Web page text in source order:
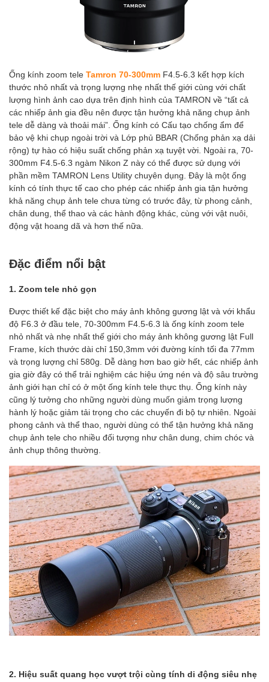
Ống kính zoom tele Tamron 70-300mm F4.5-6.3 kết hợp kích
thước nhỏ nhất và trọng lượng nhẹ nhất thế giới cùng với chất
lượng hình ảnh cao dựa trên định hình của TAMRON về “tất cả
các nhiếp ảnh gia đều nên được tận hưởng khả năng chụp ảnh
tele dễ dàng và thoải mái”. Ống kính có Cấu tạo chống ẩm để
bảo vệ khi chụp ngoài trời và Lớp phủ BBAR (Chống phản xạ dải
rộng) tự hào có hiệu suất chống phản xạ tuyệt vời. Ngoài ra, 70-
300mm F4.5-6.3 ngàm Nikon Z này có thể được sử dụng với
phần mềm TAMRON Lens Utility chuyên dụng. Đây là một ống
kính có tính thực tế cao cho phép các nhiếp ảnh gia tận hưởng
khả năng chụp ảnh tele chưa từng có trước đây, từ phong cảnh,
chân dung, thể thao và các hành động khác, cùng với vật nuôi,
động vật hoang dã và hơn thế nữa.
Đặc điểm nổi bật
1. Zoom tele nhỏ gọn
Được thiết kế đặc biệt cho máy ảnh không gương lật và với khẩu
độ F6.3 ở đầu tele, 70-300mm F4.5-6.3 là ống kính zoom tele
nhỏ nhất và nhẹ nhất thế giới cho máy ảnh không gương lật Full
Frame, kích thước dài chỉ 150,3mm với đường kính tối đa 77mm
và trọng lượng chỉ 580g. Dễ dàng hơn bao giờ hết, các nhiếp ảnh
gia giờ đây có thể trải nghiệm các hiệu ứng nén và độ sâu trường
ảnh giới hạn chỉ có ở một ống kính tele thực thụ. Ống kính này
cũng lý tưởng cho những người dùng muốn giảm trọng lượng
hành lý hoặc giảm tải trọng cho các chuyến đi bộ tự nhiên. Ngoài
phong cảnh và thể thao, người dùng có thể tận hưởng khả năng
chụp ảnh tele cho nhiều đối tượng như chân dung, chim chóc và
ảnh chụp thông thường.
2. Hiệu suất quang học vượt trội cùng tính di động siêu nhẹ